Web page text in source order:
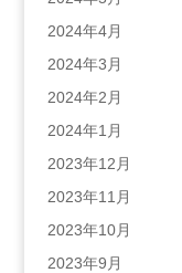
2024年4月
2024年3月
2024年2月
2024年1月
2023年12月
2023年11月
2023年10月
2023年9月